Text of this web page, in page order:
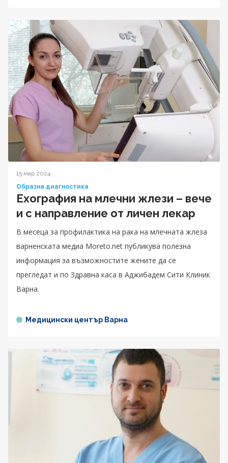
15 мар 2024
Образна диагностика
Ехография на млечни жлези – вече
и с направление от личен лекар
В месеца за профилактика на рака на млечната жлеза
варненската медиа Moreto.net публикува полезна
информация за възможностите жените да се
прегледат и по Здравна каса в Аджибадем Сити Клиник
Варна.
Медицински център Варна